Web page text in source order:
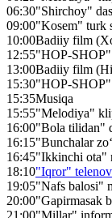
06:30"Shirchoy"
09:00"Kosem" turk
10:00Badiiy film
12:55"HOP-SHOP"
13:00Badiiy film
15:30"HOP-SHOP"
15:35Musiqa
15:55"Melodiya"
16:00"Bola tilidan"
16:15"Bunchalar
16:45"Ikkinchi ota"
18:10"Iqror"
19:05"Nafs balosi"
20:00"Gapirmasak